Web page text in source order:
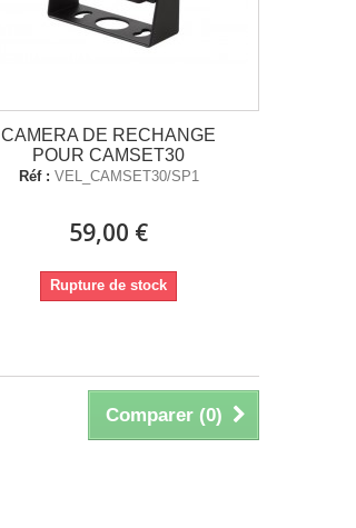
CAMERA DE RECHANGE
POUR CAMSET30
Réf : VEL_CAMSET30/SP1
59,00 €
Rupture de stock
Comparer (0)